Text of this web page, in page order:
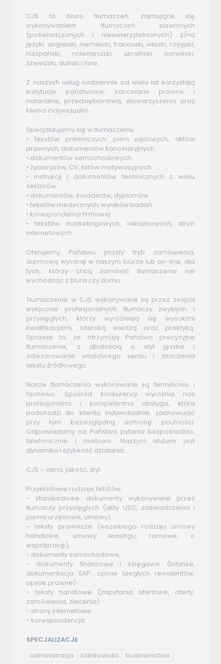
CJS to biuro tłumaczeń, zajmujące się
wykonywaniem tłumaczeń pisemnych
(poświadczonych i nieuwierzytelnionych) z/na
języki: angielski, niemiecki, francuski, włoski, rosyjski,
hiszpański, niderlandzki, ukraiński, norweski,
szwedzki, duński i inne.
Z naszych usług codziennie od wielu lat korzystają
instytucje państwowe, kancelarie prawne i
notarialne, przedsiębiorstwa, stowarzyszenia oraz
klienci indywidualni.
Specjalizujemy się w tłumaczeniu:
• tekstów prawniczych: pism sądowych, aktów
prawnych, dokumentów kancelaryjnych
• dokumentów samochodowych
• życiorysów, CV, listów motywacyjnych
• instrukcji i dokumentów technicznych z wielu
sektorów
• dokumentów, świadectw, dyplomów
• tekstów medycznych, wyników badań
• korespondencji firmowej
• tekstów marketingowych, reklamowych, stron
internetowych
Oferujemy Państwu prosty tryb zamówienia,
darmową wycenę w naszym biurze lub on-line, dla
tych, którzy chcą zamówić tłumaczenie nie
wychodząc z biura czy domu.
Tłumaczenia w CJS wykonywane są przez zespół
wyłącznie profesjonalnych tłumaczy zwykłych i
przysięgłych, którzy wyróżniają się wysokimi
kwalifikacjami, szeroką wiedzą oraz praktyką.
Sprawia to, że otrzymują Państwo precyzyjne
tłumaczenie, z dbałością o styl języka i
odwzorowanie właściwego sensu i znaczenia
tekstu źródłowego.
Nasze tłumaczenia wykonywane są terminowo i
fachowo. Spośród konkurencji wyróżnia nas
profesjonalna i kompetentna obsługa, która
podchodzi do klienta indywidualnie, zachowując
przy tym bezwzględną ochronę poufności.
Odpowiadamy na Państwa pytania bezpośrednio,
telefonicznie i mailowo. Naszym atutem jest
dynamika i szybkość działania.
CJS – cena, jakość, styl
Przykładowe rodzaje tekstów:
- standardowe dokumenty wykonywane przez
tłumaczy przysięgłych (akty USC, zaświadczenia i
pisma urzędowe, umowy)
- teksty prawnicze (wszelkiego rodzaju umowy
handlowe, umowy leasingu, ramowe, o
współpracę),
- dokumenty samochodowe,
- dokumenty finansowe i księgowe (bilanse,
dokumentacja SAP, opinie biegłych rewidentów,
opinie prawne)
- teksty handlowe (zapytania ofertowe, oferty,
zamówienia, zlecenia)
- strony internetowe
- korespondencja
SPECJALIZACJE
administracja
bankowość
budownictwo